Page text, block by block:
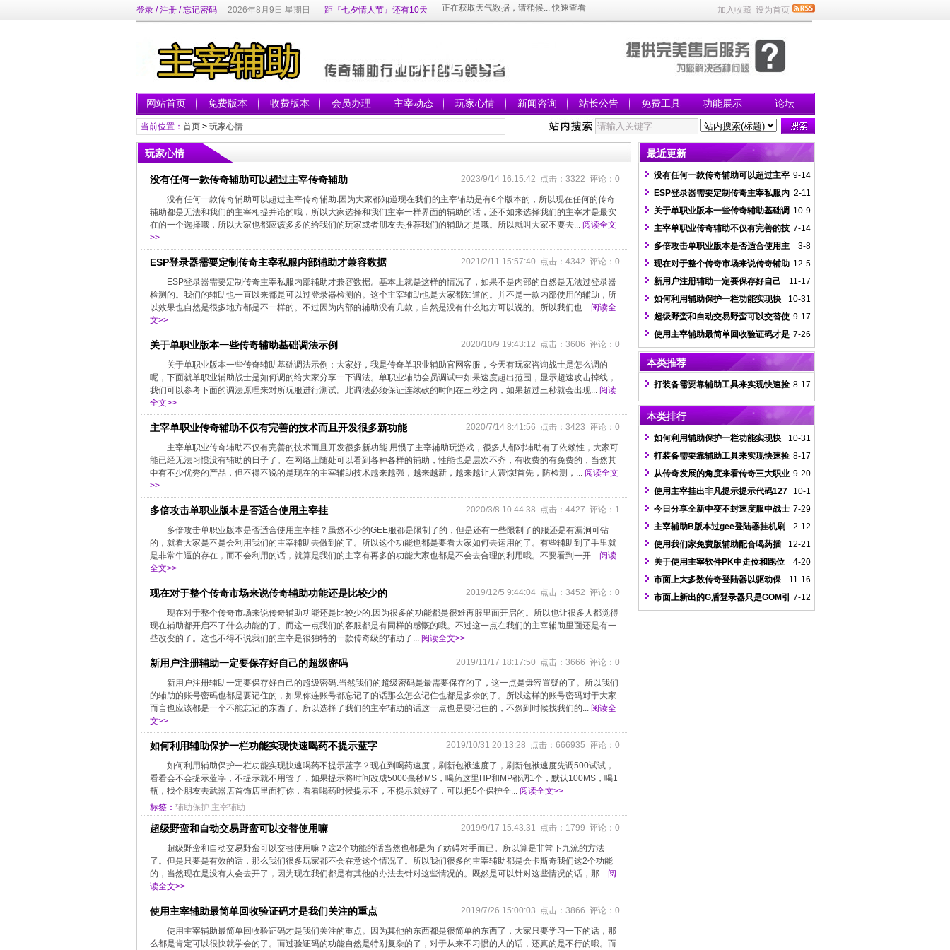
登录/注册/忘记密码 2026年8月9日 星期日 距『七夕情人节』还有10天 加入收藏 设为首页
网站首页 免费版本 收费版本 会员办理 主宰动态 玩家心情 新闻咨询 站长公告 免费工具 功能展示 论坛
当前位置： 首页> 玩家心情
玩家心情
2023/9/14 16:15:42 点击：3322 评论：0
没有任何一款传奇辅助可以超过主宰传奇辅助
没有任何一款传奇辅助可以超过主宰传奇辅助.因为大家都知道现在我们的主宰辅助是有6个版本的，所以现在任何的传奇
辅助都是无法和我们的主宰相提并论的哦，所以大家选择和我们主宰一样界面的辅助的话，还不如来选择我们的主宰才是最实
在的一个选择哦，所以大家也都应该多多的给我们的玩家或者朋友去推荐我们的辅助才是哦。所以就叫大家不要去... 阅读全文
>>
2021/2/11 15:57:40 点击：4342 评论：0
ESP登录器需要定制传奇主宰私服内部辅助才兼容数据
ESP登录器需要定制传奇主宰私服内部辅助才兼容数据。基本上就是这样的情况了，如果不是内部的自然是无法过登录器
检测的。我们的辅助也一直以来都是可以过登录器检测的。这个主宰辅助也是大家都知道的。并不是一款内部使用的辅助，所
以效果也自然是很多地方都是不一样的。不过因为内部的辅助没有几款，自然是没有什么地方可以说的。所以我们也... 阅读全
文>>
2020/10/9 19:43:12 点击：3606 评论：0
关于单职业版本一些传奇辅助基础调法示例
关于单职业版本一些传奇辅助基础调法示例：大家好，我是传奇单职业辅助官网客服，今天有玩家咨询战士是怎么调的
呢，下面就单职业辅助战士是如何调的给大家分享一下调法。单职业辅助会员调试中如果速度超出范围，显示超速攻击掉线，
我们可以参考下面的调法原理来对所玩服进行测试。此调法必须保证连续砍的时间在三秒之内，如果超过三秒就会出现... 阅读
全文>>
2020/7/14 8:41:56 点击：3423 评论：0
主宰单职业传奇辅助不仅有完善的技术而且开发很多新功能
主宰单职业传奇辅助不仅有完善的技术而且开发很多新功能.用惯了主宰辅助玩游戏，很多人都对辅助有了依赖性，大家可
能已经无法习惯没有辅助的日子了。在网络上随处可以看到各种各样的辅助，性能也是层次不齐，有收费的有免费的，当然其
中有不少优秀的产品，但不得不说的是现在的主宰辅助技术越来越强，越来越新，越来越让人震惊!首先，防检测，... 阅读全文
>>
2020/3/8 10:44:38 点击：4427 评论：1
多倍攻击单职业版本是否适合使用主宰挂
多倍攻击单职业版本是否适合使用主宰挂？虽然不少的GEE服都是限制了的，但是还有一些限制了的服还是有漏洞可钻
的，就看大家是不是会利用我们的主宰辅助去做到的了。所以这个功能也都是要看大家如何去运用的了。有些辅助到了手里就
是非常牛逼的存在，而不会利用的话，就算是我们的主宰有再多的功能大家也都是不会去合理的利用哦。不要看到一开... 阅读
全文>>
2019/12/5 9:44:04 点击：3452 评论：0
现在对于整个传奇市场来说传奇辅助功能还是比较少的
现在对于整个传奇市场来说传奇辅助功能还是比较少的.因为很多的功能都是很难再服里面开启的。所以也让很多人都觉得
现在辅助都开启不了什么功能的了。而这一点我们的客服都是有同样的感慨的哦。不过这一点在我们的主宰辅助里面还是有一
些改变的了。这也不得不说我们的主宰是很独特的一款传奇级的辅助了... 阅读全文>>
2019/11/17 18:17:50 点击：3666 评论：0
新用户注册辅助一定要保存好自己的超级密码
新用户注册辅助一定要保存好自己的超级密码.当然我们的超级密码是最需要保存的了，这一点是毋容置疑的了。所以我们
的辅助的账号密码也都是要记住的，如果你连账号都忘记了的话那么怎么记住也都是多余的了。所以这样的账号密码对于大家
而言也应该都是一个不能忘记的东西了。所以选择了我们的主宰辅助的话这一点也是要记住的，不然到时候找我们的... 阅读全
文>>
2019/10/31 20:13:28 点击：666935 评论：0
如何利用辅助保护一栏功能实现快速喝药不提示蓝字
如何利用辅助保护一栏功能实现快速喝药不提示蓝字？现在到喝药速度，刷新包袱速度了，刷新包袱速度先调500试试，
看看会不会提示蓝字，不提示就不用管了，如果提示将时间改成5000毫秒MS，喝药这里HP和MP都调1个，默认100MS，喝1
瓶，找个朋友去武器店首饰店里面打你，看看喝药时候提示不，不提示就好了，可以把5个保护全... 阅读全文>>
标签： 辅助保护 主宰辅助
2019/9/17 15:43:31 点击：1799 评论：0
超级野蛮和自动交易野蛮可以交替使用嘛
超级野蛮和自动交易野蛮可以交替使用嘛？这2个功能的话当然也都是为了妨碍对手而已。所以算是非常下九流的方法
了。但是只要是有效的话，那么我们很多玩家都不会在意这个情况了。所以我们很多的主宰辅助都是会卡斯奇我们这2个功能
的，当然现在是没有人会去开了，因为现在我们都是有其他的办法去针对这些情况的。既然是可以针对这些情况的话，那... 阅
读全文>>
2019/7/26 15:00:03 点击：3866 评论：0
使用主宰辅助最简单回收验证码才是我们关注的重点
使用主宰辅助最简单回收验证码才是我们关注的重点。因为其他的东西都是很简单的东西了，大家只要学习一下的话，那
么都是肯定可以很快就学会的了。而过验证码的功能自然是特别复杂的了，对于从来不习惯的人的话，还真的是不行的哦。而
最近更新
9-14
没有任何一款传奇辅助可以超过主宰
传奇辅助
2-11
ESP登录器需要定制传奇主宰私服内
部辅助才兼容数据
10-9
关于单职业版本一些传奇辅助基础调
法示例
7-14
主宰单职业传奇辅助不仅有完善的技
术而且开发很多新功能
3-8
多倍攻击单职业版本是否适合使用主
宰挂
12-5
现在对于整个传奇市场来说传奇辅助
功能还是比较少的
11-17
新用户注册辅助一定要保存好自己
的超级密码
10-31
如何利用辅助保护一栏功能实现快
速喝药不提示蓝字
9-17
超级野蛮和自动交易野蛮可以交替使
用嘛
7-26
使用主宰辅助最简单回收验证码才是
我们关注的重点
本类推荐
8-17
打装备需要靠辅助工具来实现快速捡
取和自动回收刷元宝功能
本类排行
10-31
如何利用辅助保护一栏功能实现快
速喝药不提示蓝字
8-17
打装备需要靠辅助工具来实现快速捡
取和自动回收刷元宝功能
9-20
从传奇发展的角度来看传奇三大职业
战士无疑是最受欢迎的
10-1
使用主宰挂出非凡提示提示代码127
如何去解决
7-29
今日分享全新中变不封速度服中战士
最犀利的调法
2-12
主宰辅助B版本过gee登陆器挂机刷
元宝教学视频
12-21
使用我们家免费版辅助配合喝药插
件可以达到零血不死效果
4-20
关于使用主宰软件PK中走位和跑位
刺杀的区别和注意事项
11-16
市面上大多数传奇登陆器以驱动保
护为封挂手段
7-12
市面上新出的G盾登录器只是GOM引